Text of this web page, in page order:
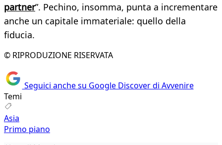
partner”. Pechino, insomma, punta a incrementare
anche un capitale immateriale: quello della
fiducia.
© RIPRODUZIONE RISERVATA
Seguici anche su Google Discover di Avvenire
Temi
Asia
Primo piano